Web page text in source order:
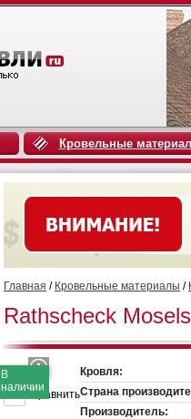
Кровельные
Главная / Кровельные материалы /
Rathscheck
В
наличии
Сравнить
Кровля:
Страна
Производитель: